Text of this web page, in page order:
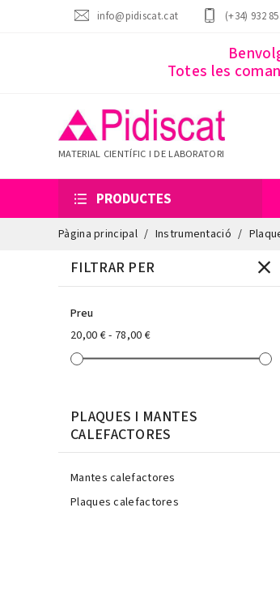
info@pidiscat.cat (+34) 932
Totes les
MATERIAL CIENTÍFIC I DE LABORATORI
PRODUCTES
Pàgina principal Instrumentació
FILTRAR PER
Preu
20,00 € - 78,00 €
PLAQUES I MANTES
CALEFACTORES
Mantes calefactores
Plaques calefactores